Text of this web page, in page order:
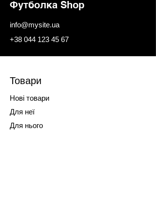
бізнес.
сайту чи додатка Wix,
надавши доступ учасникам.
Футболка Shop
info@mysite.ua
+38 044 123 45 67
Товари
Нові товари
Для неї
Для нього